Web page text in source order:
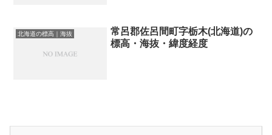
北海道の標高｜海抜
常呂郡佐呂間町字栃木(北海道)の
標高・海抜・緯度経度